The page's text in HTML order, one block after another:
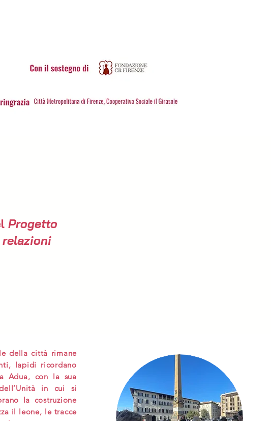
Progetto
della città rimane
lapidi ricordano
Adua, con la sua
in cui si
la costruzione
il leone, le tracce